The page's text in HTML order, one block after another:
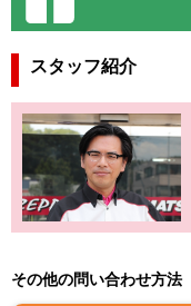
スタッフ紹介
その他の問い合わせ方法